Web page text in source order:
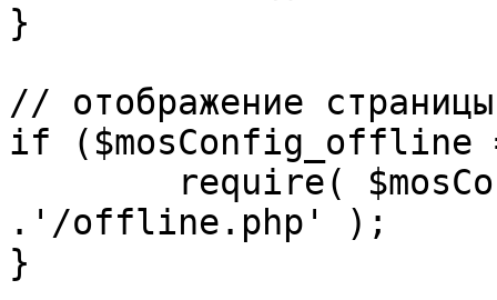
}
// отображение
if ($mosConfig_offline
.'/offline.php' );
}